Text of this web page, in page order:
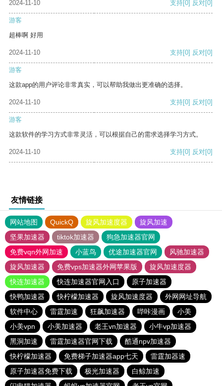
2024-11-10
支持[0] 反对[0]
游客
超棒啊 好用
2024-11-10 支持[0] 反对[0]
游客
这款app的用户评论非常真实，可以帮助我做出更准确的选择。
2024-11-10 支持[0] 反对[0]
游客
这款软件的学习方式非常灵活，可以根据自己的需求选择学习方式。
2024-11-10 支持[0] 反对[0]
友情链接
网站地图 QuickQ 旋风加速度器
旋风加速
坚果加速器
tiktok加速器
狗急加速器官网
免费vqn外网加速
小蓝鸟 优途加速器官网
风驰加速器
旋风加速器
免费vps加速器外网苹果版
旋风加速度器
快连加速器
快连加速器官网入口
原子加速器
快鸭加速器
快柠檬加速器 旋风加速度器
外网网址导航
软件中心
雷霆加速 狂飙加速器 哔咔漫画
小美
小美vpn
小美加速器 老王vn加速器
小牛vp加速器
黑洞加速
雷霆加速器官网下载
酷通npv加速器
快柠檬加速器
免费梯子加速器app七天
雷霆加器速
原子加速器免费下载
极光加速器
白鲸加速